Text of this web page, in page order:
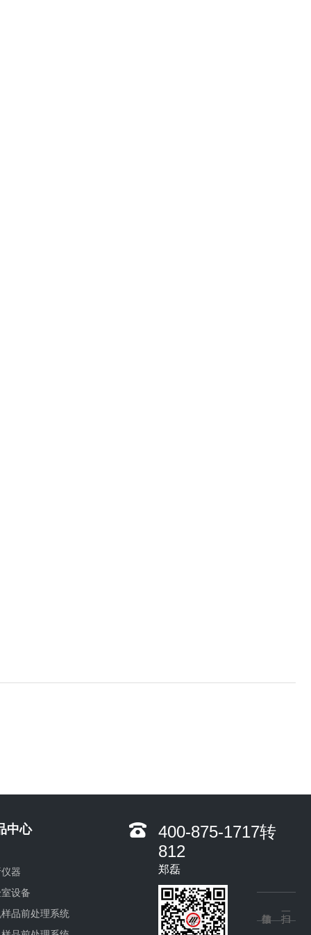
中心
器
设备
品前处理系统
400-875-1717转
812
郑磊